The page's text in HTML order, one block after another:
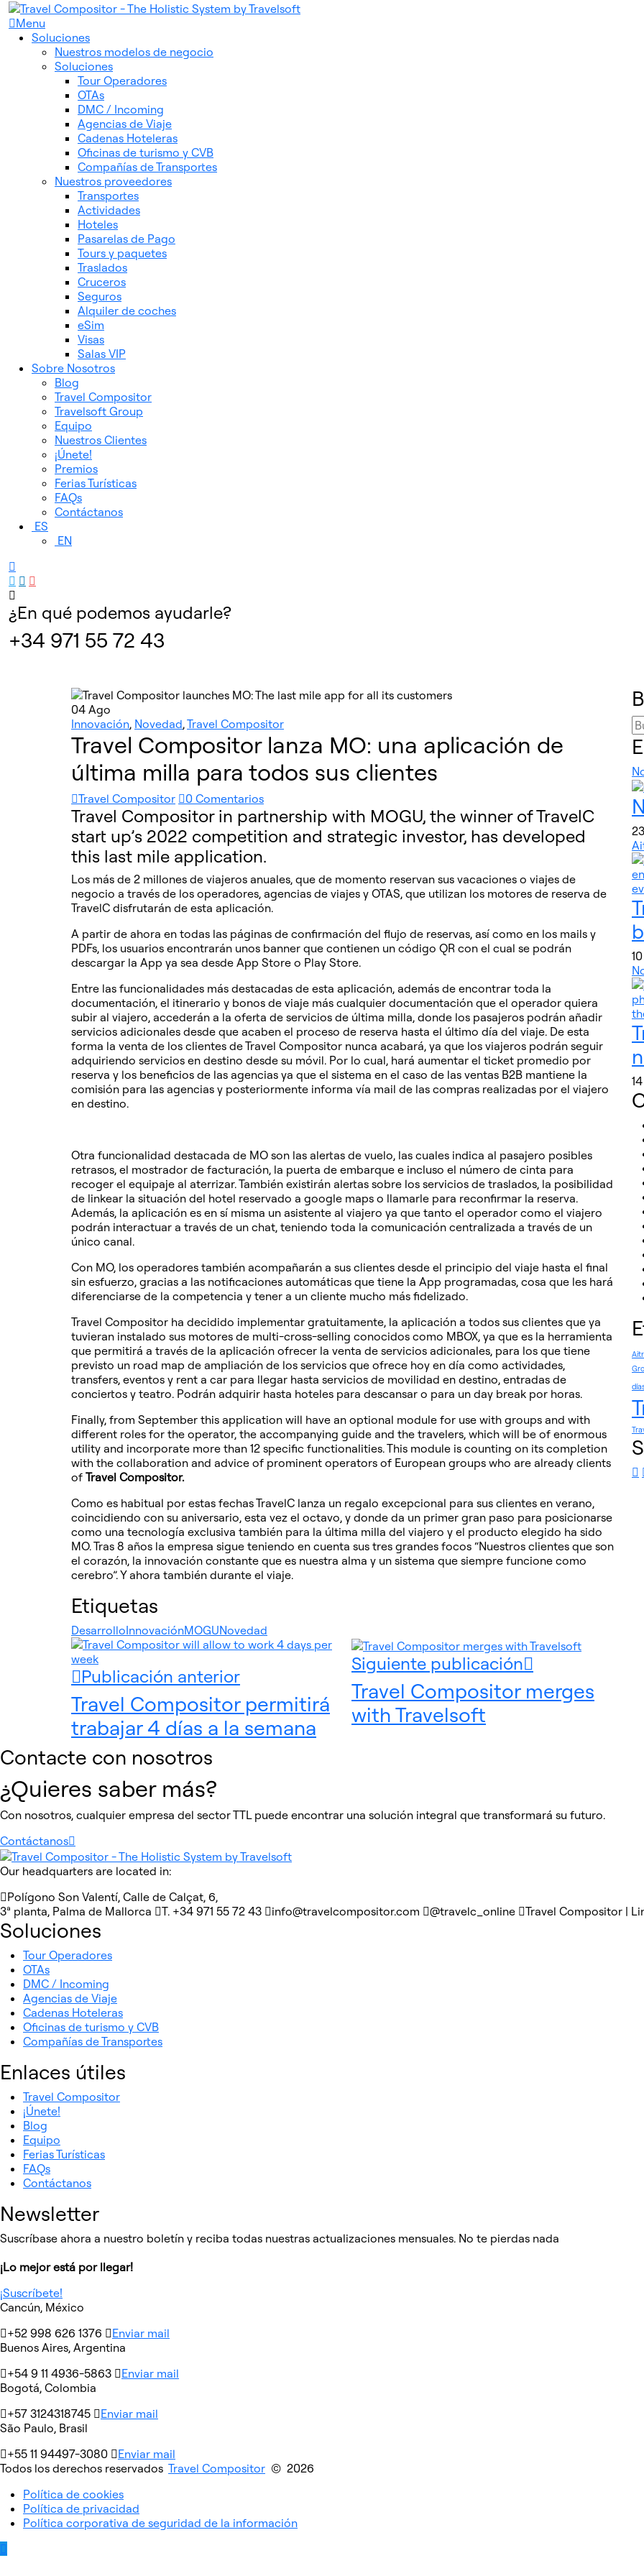
Menu
Soluciones
Nuestros modelos de negocio
Soluciones
Tour Operadores
OTAs
DMC / Incoming
Agencias de Viaje
Cadenas Hoteleras
Oficinas de turismo y CVB
Compañías de Transportes
Nuestros proveedores
Transportes
Actividades
Hoteles
Pasarelas de Pago
Tours y paquetes
Traslados
Cruceros
Seguros
Alquiler de coches
eSim
Visas
Salas VIP
Sobre Nosotros
Blog
Travel Compositor
Travelsoft Group
Equipo
Nuestros Clientes
¡Únete!
Premios
Ferias Turísticas
FAQs
Contáctanos
ES
EN
¿En qué podemos ayudarle?
+34 971 55 72 43
04 Ago
Innovación, Novedad,Travel Compositor
Travel Compositor lanza MO: una aplicación de
última milla para todos sus clientes
Travel Compositor 0 Comentarios
Travel Compositor in partnership with MOGU, the winner of TravelC
start up’s 2022 competition and strategic investor, has developed
this last mile application.
Los más de 2 millones de viajeros anuales, que de momento reservan sus vacaciones o viajes de
negocio a través de los operadores, agencias de viajes y OTAS, que utilizan los motores de reserva de
TravelC disfrutarán de esta aplicación.
A partir de ahora en todas las páginas de confirmación del flujo de reservas, así como en los mails y
PDFs, los usuarios encontrarán unos banner que contienen un código QR con el cual se podrán
descargar la App ya sea desde App Store o Play Store.
Entre las funcionalidades más destacadas de esta aplicación, además de encontrar toda la
documentación, el itinerario y bonos de viaje más cualquier documentación que el operador quiera
subir al viajero, accederán a la oferta de servicios de última milla, donde los pasajeros podrán añadir
servicios adicionales desde que acaben el proceso de reserva hasta el último día del viaje. De esta
forma la venta de los clientes de Travel Compositor nunca acabará, ya que los viajeros podrán seguir
adquiriendo servicios en destino desde su móvil. Por lo cual, hará aumentar el ticket promedio por
reserva y los beneficios de las agencias ya que el sistema en el caso de las ventas B2B mantiene la
comisión para las agencias y posteriormente informa vía mail de las compras realizadas por el viajero
en destino.
Otra funcionalidad destacada de MO son las alertas de vuelo, las cuales indica al pasajero posibles
retrasos, el mostrador de facturación, la puerta de embarque e incluso el número de cinta para
recoger el equipaje al aterrizar. También existirán alertas sobre los servicios de traslados, la posibilidad
de linkear la situación del hotel reservado a google maps o llamarle para reconfirmar la reserva.
Además, la aplicación es en sí misma un asistente al viajero ya que tanto el operador como el viajero
podrán interactuar a través de un chat, teniendo toda la comunicación centralizada a través de un
único canal.
Con MO, los operadores también acompañarán a sus clientes desde el principio del viaje hasta el final
sin esfuerzo, gracias a las notificaciones automáticas que tiene la App programadas, cosa que les hará
diferenciarse de la competencia y tener a un cliente mucho más fidelizado.
Travel Compositor ha decidido implementar gratuitamente, la aplicación a todos sus clientes que ya
tuvieran instalado sus motores de multi-cross-selling conocidos como MBOX, ya que es la herramienta
que permitirá a través de la aplicación ofrecer la venta de servicios adicionales, para los que tiene
previsto un road map de ampliación de los servicios que ofrece hoy en día como actividades,
transfers, eventos y rent a car para llegar hasta servicios de movilidad en destino, entradas de
conciertos y teatro. Podrán adquirir hasta hoteles para descansar o para un day break por horas.
Finally, from September this application will have an optional module for use with groups and with
different roles for the operator, the accompanying guide and the travelers, which will be of enormous
utility and incorporate more than 12 specific functionalities. This module is counting on its completion
with the collaboration and advice of prominent operators of European groups who are already clients
of Travel Compositor.
Como es habitual por estas fechas TravelC lanza un regalo excepcional para sus clientes en verano,
coincidiendo con su aniversario, esta vez el octavo, y donde da un primer gran paso para posicionarse
como una tecnología exclusiva también para la última milla del viajero y el producto elegido ha sido
MO. Tras 8 años la empresa sigue teniendo en cuenta sus tres grandes focos “Nuestros clientes que son
el corazón, la innovación constante que es nuestra alma y un sistema que siempre funcione como
cerebro”. Y ahora también durante el viaje.
Etiquetas
DesarrolloInnovaciónMOGUNovedad
Publicación anterior
Travel Compositor permitirá
trabajar 4 días a la semana
Siguiente publicación
Travel Compositor merges
with Travelsoft
Contacte con nosotros
¿Quieres saber más?
Con nosotros, cualquier empresa del sector TTL puede encontrar una solución integral que transformará su futuro.
Contáctanos
Our headquarters are located in:
Polígono Son Valentí, Calle de Calçat, 6,
3ª planta, Palma de Mallorca
T. +34 971 55 72 43 info@travelcompositor.com @travelc_online Travel Compositor |
Soluciones
Tour Operadores
OTAs
DMC / Incoming
Agencias de Viaje
Cadenas Hoteleras
Oficinas de turismo y CVB
Compañías de Transportes
Enlaces útiles
Travel Compositor
¡Únete!
Blog
Equipo
Ferias Turísticas
FAQs
Contáctanos
Newsletter
Suscríbase ahora a nuestro boletín y reciba todas nuestras actualizaciones mensuales. No te pierdas nada
¡Lo mejor está por llegar!
¡Suscríbete!
Cancún, México
+52 998 626 1376
Enviar mail
Buenos Aires, Argentina
+54 9 11 4936-5863
Enviar mail
Bogotá, Colombia
+57 3124318745
Enviar mail
São Paulo, Brasil
+55 11 94497-3080
Enviar mail
Todos los derechos reservados Travel Compositor © 2026
Política de cookies
Política de privacidad
Política corporativa de seguridad de la información